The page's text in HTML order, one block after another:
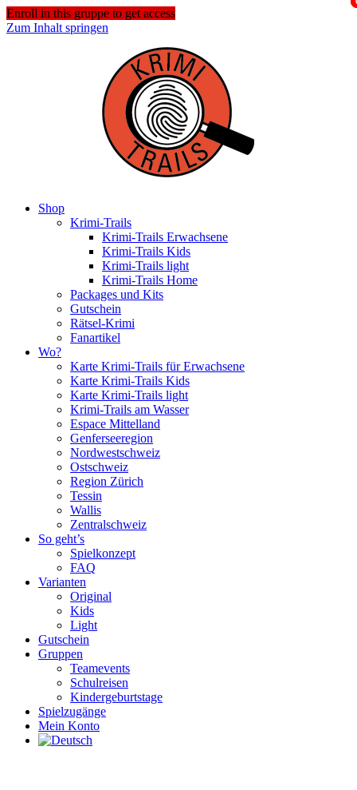
Enroll in this gruppe to get access
Zum Inhalt springen
Shop
Krimi-Trails
Krimi-Trails Erwachsene
Krimi-Trails Kids
Krimi-Trails light
Krimi-Trails Home
Packages und Kits
Gutschein
Rätsel-Krimi
Fanartikel
Wo?
Karte Krimi-Trails für Erwachsene
Karte Krimi-Trails Kids
Karte Krimi-Trails light
Krimi-Trails am Wasser
Espace Mittelland
Genferseeregion
Nordwestschweiz
Ostschweiz
Region Zürich
Tessin
Wallis
Zentralschweiz
So geht’s
Spielkonzept
FAQ
Varianten
Original
Kids
Light
Gutschein
Gruppen
Teamevents
Schulreisen
Kindergeburtstage
Spielzugänge
Mein Konto